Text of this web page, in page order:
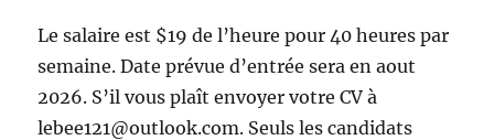
Le salaire est $19 de l’heure pour 40 heures par
semaine. Date prévue d’entrée sera en aout
2026. S’il vous plaît envoyer votre CV à
lebee121@outlook.com. Seuls les candidats